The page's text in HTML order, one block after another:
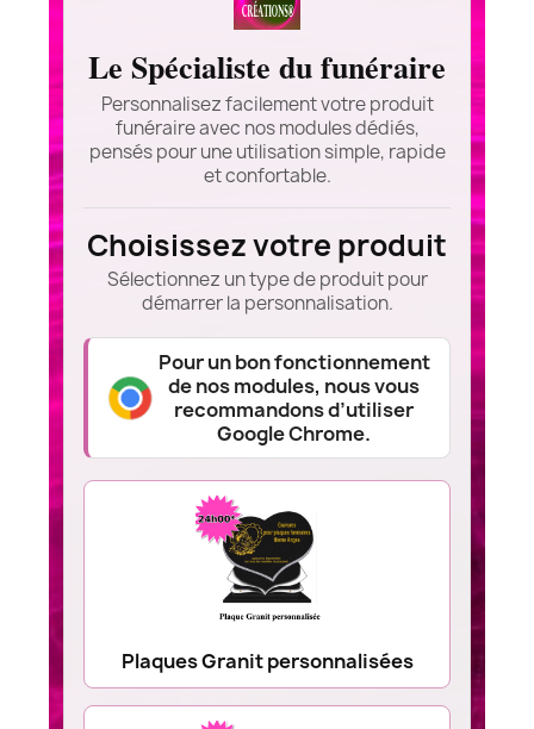
Le Spécialiste du funéraire
Personnalisez facilement votre produit
funéraire avec nos modules dédiés,
pensés pour une utilisation simple, rapide
et confortable.
Choisissez votre produit
Sélectionnez un type de produit pour
démarrer la personnalisation.
Pour un bon fonctionnement
de nos modules, nous vous
recommandons d’utiliser
Google Chrome.
Plaques Granit personnalisées